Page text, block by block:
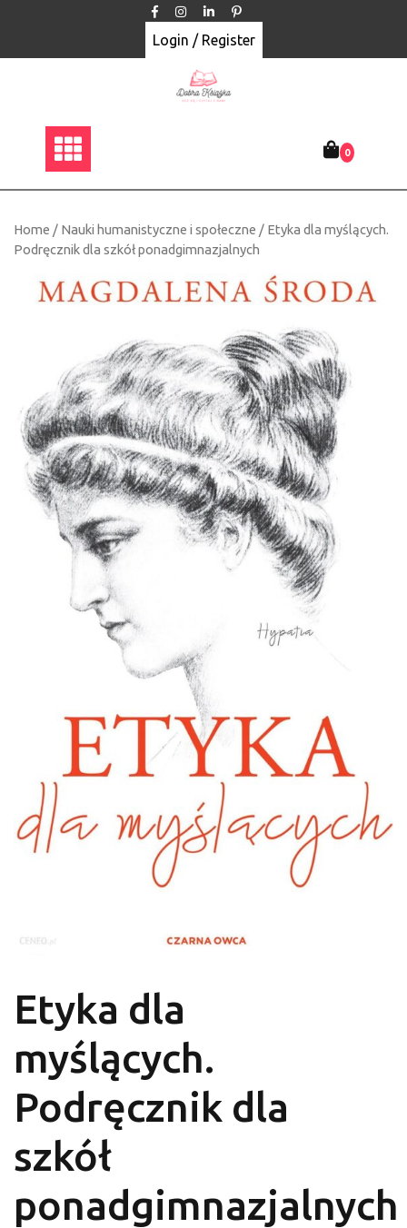
Login / Register
0
Home / Nauki humanistyczne i społeczne / Etyka dla myślących.
Podręcznik dla szkół ponadgimnazjalnych
Etyka dla
myślących.
Podręcznik dla
szkół
ponadgimnazjalnych